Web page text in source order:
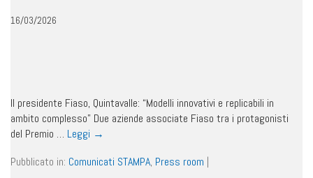
16/03/2026
Il presidente Fiaso, Quintavalle: “Modelli innovativi e replicabili in
ambito complesso” Due aziende associate Fiaso tra i protagonisti
del Premio … Leggi →
Pubblicato in: Comunicati STAMPA, Press room |